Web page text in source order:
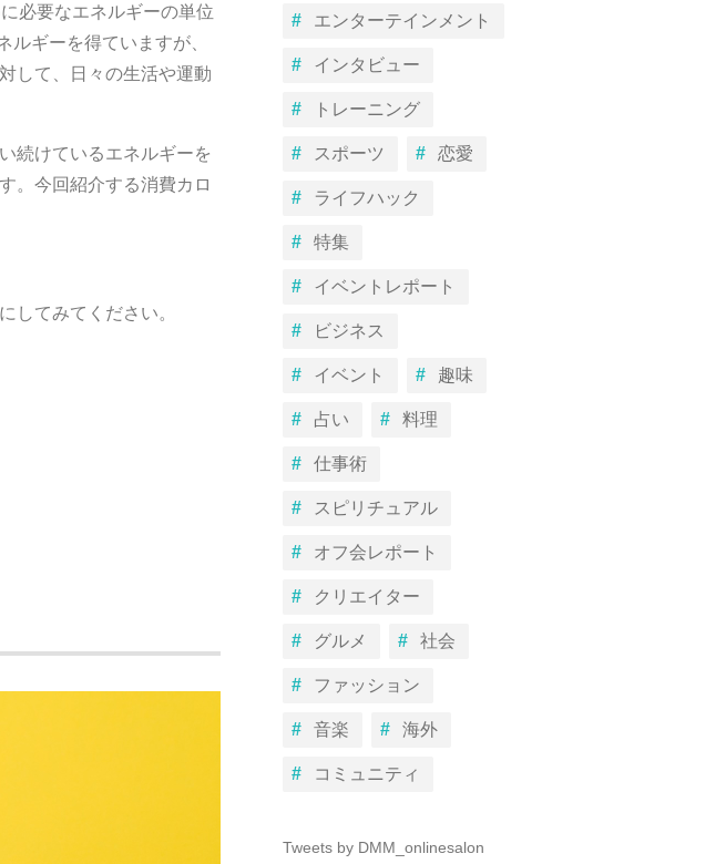
必要なエネルギーの単位
ギーを得ていますが、
して、日々の生活や運動
続けているエネルギーを
。今回紹介する消費カロ
してみてください。
エンターテインメント
インタビュー
トレーニング
スポーツ 恋愛
ライフハック
特集
イベントレポート
ビジネス
イベント 趣味
占い 料理
仕事術
スピリチュアル
オフ会レポート
クリエイター
グルメ 社会
ファッション
音楽 海外
コミュニティ
Tweets by DMM_onlinesalon